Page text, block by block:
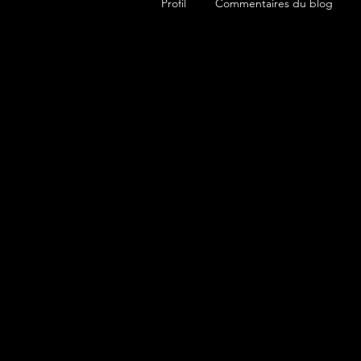
Profil Commentaires du blog